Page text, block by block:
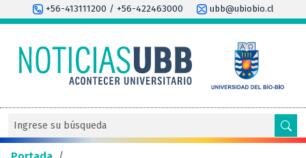
+56-413111200 / +56-422463000 ubb@ubiobio.cl